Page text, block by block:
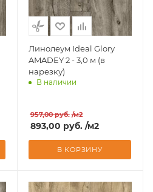
Линолеум Ideal Glory
AMADEY 2 - 3,0 м (в
нарезку)
В наличии
957,00 руб. /м2
893,00 руб. /м2
В КОРЗИНУ